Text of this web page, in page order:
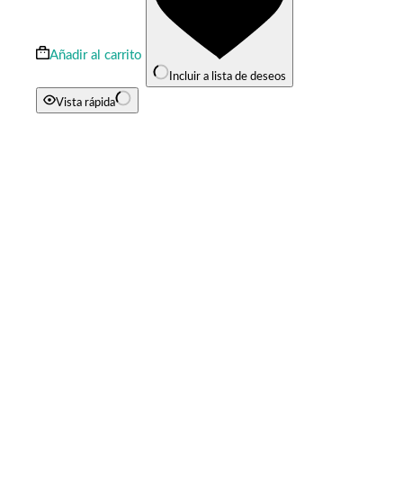
Añadir al carrito
Incluir a lista de deseos
Vista rápida